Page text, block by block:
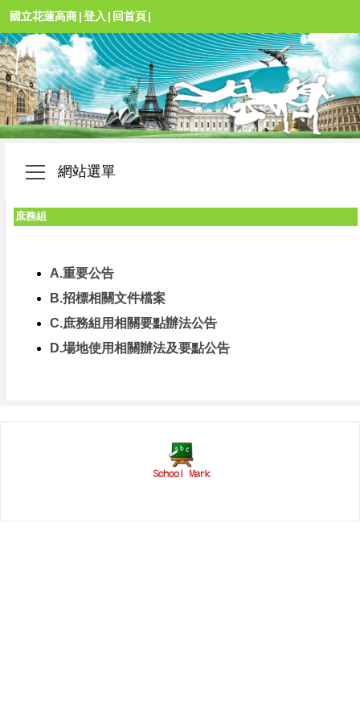
國立花蓮高商|登入 | 回首頁|
網站選單
庶務組
A.重要公告
B.招標相關文件檔案
C.庶務組用相關要點辦法公告
D.場地使用相關辦法及要點公告